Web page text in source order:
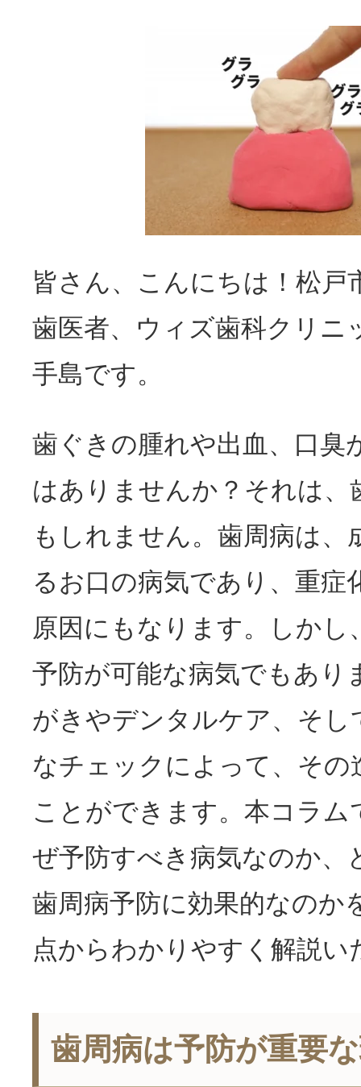
皆さん、こんにちは！松戸
歯医者、ウィズ歯科クリニ
手島です。
歯ぐきの腫れや出血、口臭
はありませんか？それは、
もしれません。歯周病は、
るお口の病気であり、重症
原因にもなります。しかし
予防が可能な病気でもあり
がきやデンタルケア、そし
なチェックによって、その
ことができます。本コラム
ぜ予防すべき病気なのか、
歯周病予防に効果的なのか
点からわかりやすく解説い
歯周病は予防が重要